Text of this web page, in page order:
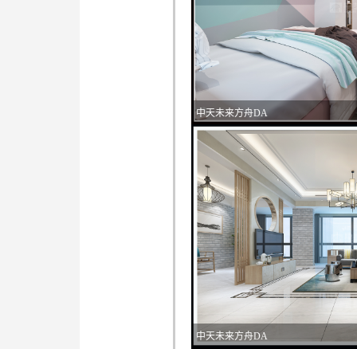
中天未来方舟DA
中天未来方舟DA